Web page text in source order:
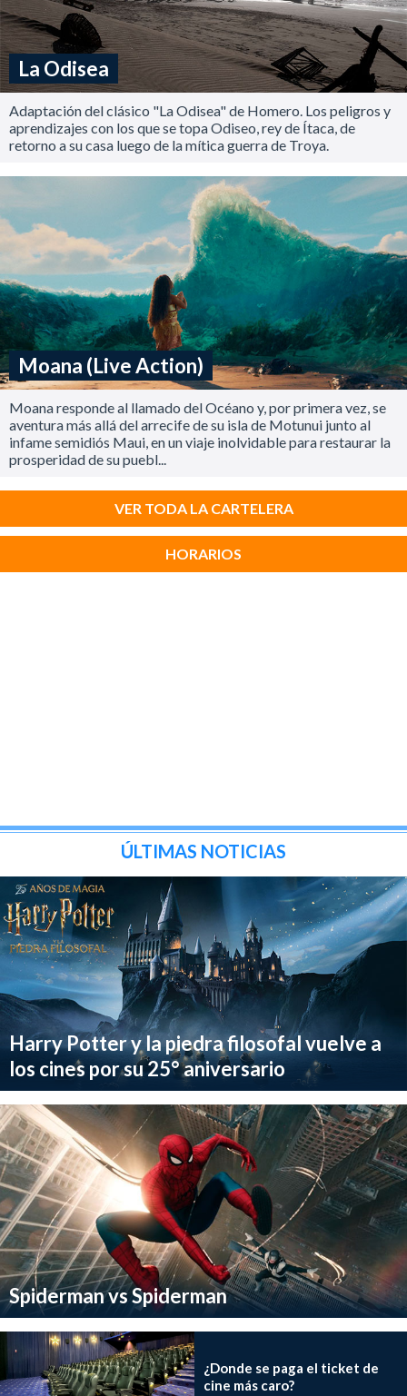
La Odisea
Adaptación del clásico "La Odisea" de Homero. Los peligros y
aprendizajes con los que se topa Odiseo, rey de Ítaca, de
retorno a su casa luego de la mítica guerra de Troya.
Moana (Live Action)
Moana responde al llamado del Océano y, por primera vez, se
aventura más allá del arrecife de su isla de Motunui junto al
infame semidiós Maui, en un viaje inolvidable para restaurar la
prosperidad de su puebl...
VER TODA LA CARTELERA
HORARIOS
ÚLTIMAS NOTICIAS
Harry Potter y la piedra filosofal vuelve a
los cines por su 25° aniversario
Spiderman vs Spiderman
¿Donde se paga el ticket de
cine más caro?